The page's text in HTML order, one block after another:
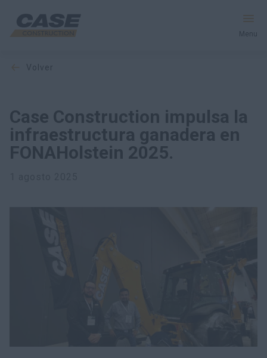
Menu
El mundo CASE
volver
Case Construction impulsa la
infraestructura ganadera en
FONAHolstein 2025.